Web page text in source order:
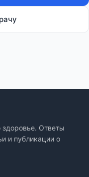
Ответы
и публикации о